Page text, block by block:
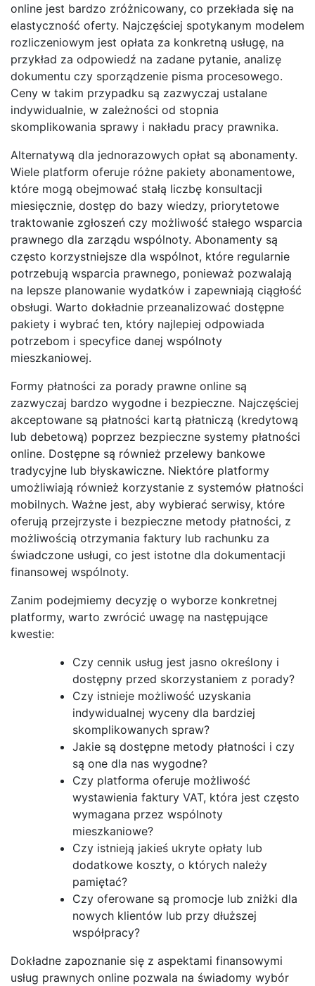
online jest bardzo zróżnicowany, co przekłada się na
elastyczność oferty. Najczęściej spotykanym modelem
rozliczeniowym jest opłata za konkretną usługę, na
przykład za odpowiedź na zadane pytanie, analizę
dokumentu czy sporządzenie pisma procesowego.
Ceny w takim przypadku są zazwyczaj ustalane
indywidualnie, w zależności od stopnia
skomplikowania sprawy i nakładu pracy prawnika.
Alternatywą dla jednorazowych opłat są abonamenty.
Wiele platform oferuje różne pakiety abonamentowe,
które mogą obejmować stałą liczbę konsultacji
miesięcznie, dostęp do bazy wiedzy, priorytetowe
traktowanie zgłoszeń czy możliwość stałego wsparcia
prawnego dla zarządu wspólnoty. Abonamenty są
często korzystniejsze dla wspólnot, które regularnie
potrzebują wsparcia prawnego, ponieważ pozwalają
na lepsze planowanie wydatków i zapewniają ciągłość
obsługi. Warto dokładnie przeanalizować dostępne
pakiety i wybrać ten, który najlepiej odpowiada
potrzebom i specyfice danej wspólnoty
mieszkaniowej.
Formy płatności za porady prawne online są
zazwyczaj bardzo wygodne i bezpieczne. Najczęściej
akceptowane są płatności kartą płatniczą (kredytową
lub debetową) poprzez bezpieczne systemy płatności
online. Dostępne są również przelewy bankowe
tradycyjne lub błyskawiczne. Niektóre platformy
umożliwiają również korzystanie z systemów płatności
mobilnych. Ważne jest, aby wybierać serwisy, które
oferują przejrzyste i bezpieczne metody płatności, z
możliwością otrzymania faktury lub rachunku za
świadczone usługi, co jest istotne dla dokumentacji
finansowej wspólnoty.
Zanim podejmiemy decyzję o wyborze konkretnej
platformy, warto zwrócić uwagę na następujące
kwestie:
Czy cennik usług jest jasno określony i
dostępny przed skorzystaniem z porady?
Czy istnieje możliwość uzyskania
indywidualnej wyceny dla bardziej
skomplikowanych spraw?
Jakie są dostępne metody płatności i czy
są one dla nas wygodne?
Czy platforma oferuje możliwość
wystawienia faktury VAT, która jest często
wymagana przez wspólnoty
mieszkaniowe?
Czy istnieją jakieś ukryte opłaty lub
dodatkowe koszty, o których należy
pamiętać?
Czy oferowane są promocje lub zniżki dla
nowych klientów lub przy dłuższej
współpracy?
Dokładne zapoznanie się z aspektami finansowymi
usług prawnych online pozwala na świadomy wybór